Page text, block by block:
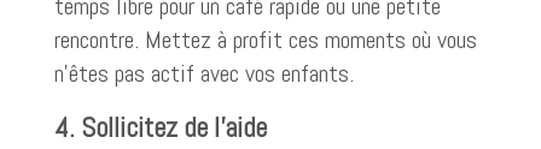
rencontre. Mettez à profit ces moments où vous
n’êtes pas actif avec vos enfants.
4. Sollicitez de l’aide